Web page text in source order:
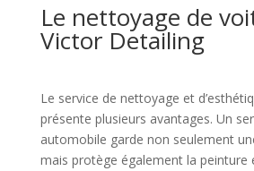
Le nettoyage de
Victor Detailing
Le service de nettoyage et
présente plusieurs avantages. Un
automobile garde non seulement
mais protège également la peinture